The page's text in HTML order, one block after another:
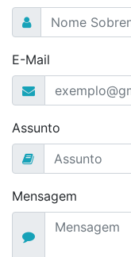
E-Mail
Assunto
Mensagem